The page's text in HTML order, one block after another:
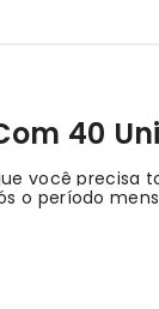
40
você precisa
o período